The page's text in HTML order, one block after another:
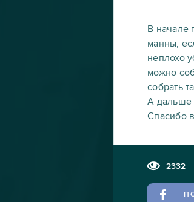
В начале
манны,
неплохо
можно
собрать
А дальше
Спасибо
2332